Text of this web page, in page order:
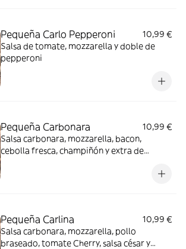
Pequeña Carlo Pepperoni
10,99 €
Salsa de tomate, mozzarella y doble de
pepperoni
Pequeña Carbonara
10,99 €
Salsa carbonara, mozzarella, bacon,
cebolla fresca, champiñón y extra de
Pequeña Carlina
10,99 €
Salsa carbonara, mozzarella, pollo
braseado, tomate Cherry, salsa césar y